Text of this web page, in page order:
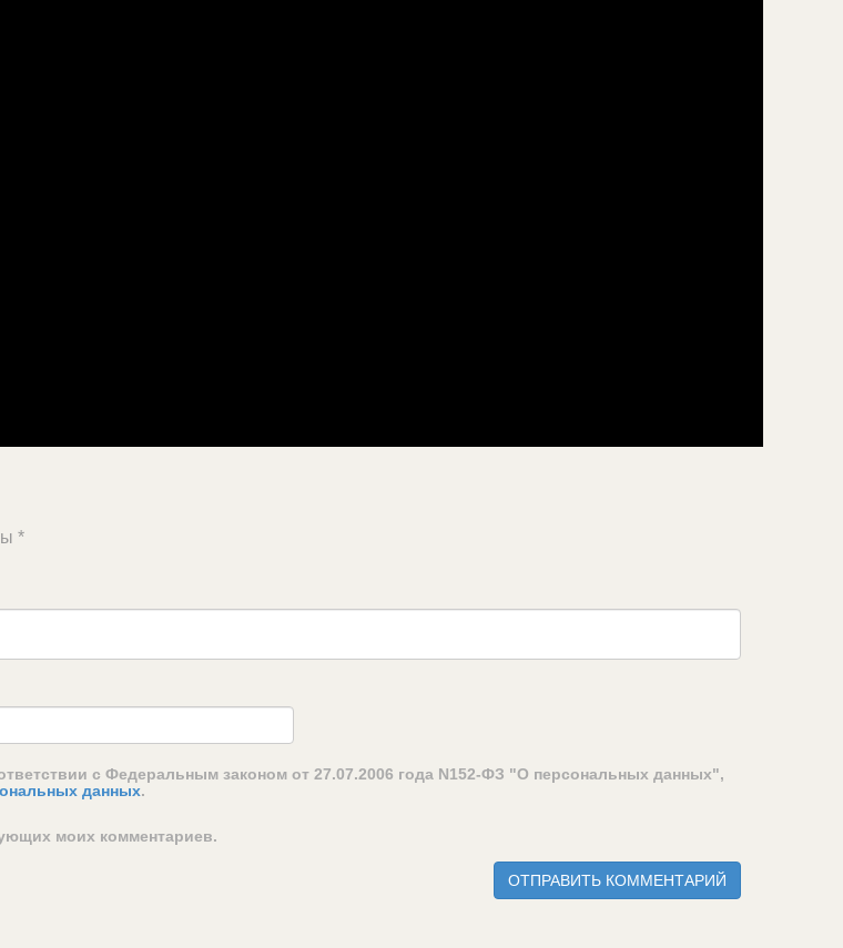
*
с Федеральным законом от 27.07.2006 года N152-ФЗ "О персональных данных",
данных.
моих комментариев.